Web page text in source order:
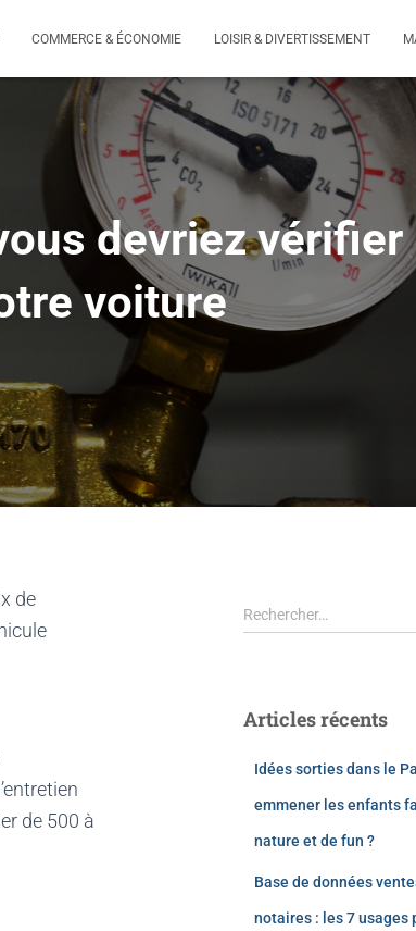
COMMERCE & ÉCONOMIE LOISIR & DIVERTISSEMENT
devriez vérifier
voiture
de
de 500 à
Rechercher…
Articles récents
Idées sorties dans le
emmener les enfants
nature et de fun ?
Base de données
notaires : les 7 usages